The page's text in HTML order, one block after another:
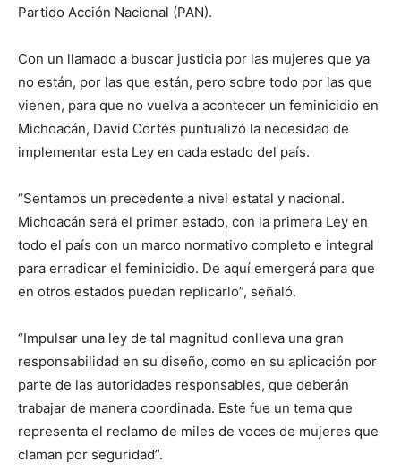
Partido Acción Nacional (PAN).
Con un llamado a buscar justicia por las mujeres que ya
no están, por las que están, pero sobre todo por las que
vienen, para que no vuelva a acontecer un feminicidio en
Michoacán, David Cortés puntualizó la necesidad de
implementar esta Ley en cada estado del país.
“Sentamos un precedente a nivel estatal y nacional.
Michoacán será el primer estado, con la primera Ley en
todo el país con un marco normativo completo e integral
para erradicar el feminicidio. De aquí emergerá para que
en otros estados puedan replicarlo”, señaló.
“Impulsar una ley de tal magnitud conlleva una gran
responsabilidad en su diseño, como en su aplicación por
parte de las autoridades responsables, que deberán
trabajar de manera coordinada. Este fue un tema que
representa el reclamo de miles de voces de mujeres que
claman por seguridad”.